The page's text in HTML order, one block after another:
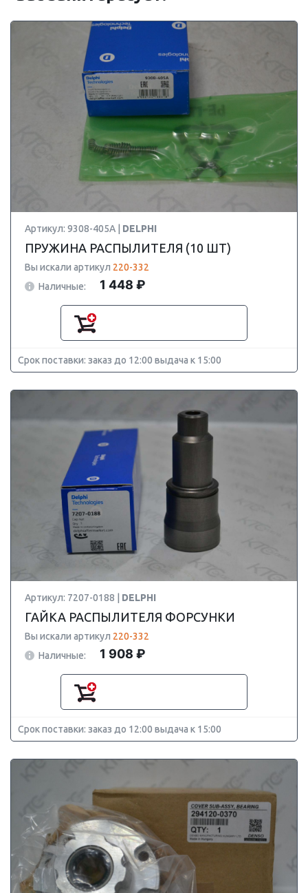
Артикул: 9308-405A | DELPHI
ПРУЖИНА РАСПЫЛИТЕЛЯ (10 ШТ)
Вы искали артикул 220-332
Наличные:
1 448 ₽
Срок поставки: заказ до 12:00 выдача к 15:00
Артикул: 7207-0188 | DELPHI
ГАЙКА РАСПЫЛИТЕЛЯ ФОРСУНКИ
Вы искали артикул 220-332
Наличные:
1 908 ₽
Срок поставки: заказ до 12:00 выдача к 15:00